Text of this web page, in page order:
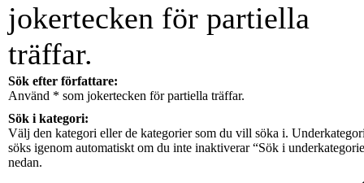
jokertecken för partiella
träffar.
Sök efter författare:
Använd * som jokertecken för partiella träffar.
Sök i kategori:
Välj den kategori eller de kategorier som du vill söka i.
söks igenom automatiskt om du inte inaktiverar “Sök i
nedan.